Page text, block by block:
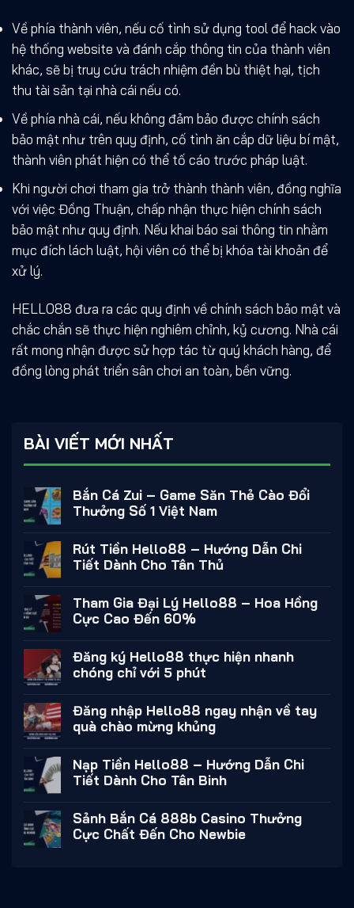
BÀI VIẾT MỚI NHẤT
Bắn Cá Zui – Game Săn Thẻ Cào Đổi
Thưởng Số 1 Việt Nam
Rút Tiền Hello88 – Hướng Dẫn Chi
Tiết Dành Cho Tân Thủ
Tham Gia Đại Lý Hello88 – Hoa Hồng
Cực Cao Đến 60%
Đăng ký Hello88 thực hiện nhanh
chóng chỉ với 5 phút
Đăng nhập Hello88 ngay nhận về tay
quà chào mừng khủng
Nạp Tiền Hello88 – Hướng Dẫn Chi
Tiết Dành Cho Tân Binh
Sảnh Bắn Cá 888b Casino Thưởng
Cực Chất Đến Cho Newbie
Về phía thành viên, nếu cố tình sử dụng tool để hack vào
hệ thống website và đánh cắp thông tin của thành viên
khác, sẽ bị truy cứu trách nhiệm đền bù thiệt hại, tịch
thu tài sản tại nhà cái nếu có.
Về phía nhà cái, nếu không đảm bảo được chính sách
bảo mật như trên quy định, cố tình ăn cắp dữ liệu bí mật,
thành viên phát hiện có thể tố cáo trước pháp luật.
Khi người chơi tham gia trở thành thành viên, đồng nghĩa
với việc Đồng Thuận, chấp nhận thực hiện chính sách
bảo mật như quy định. Nếu khai báo sai thông tin nhằm
mục đích lách luật, hội viên có thể bị khóa tài khoản để
xử lý.
HELLO88 đưa ra các quy định vềchính sách bảo mật và
chắc chắn sẽ thực hiện nghiêm chỉnh, kỷ cương. Nhà cái
rất mong nhận được sử hợp tác từ quý khách hàng, để
đồng lòng phát triển sân chơi an toàn, bền vững.